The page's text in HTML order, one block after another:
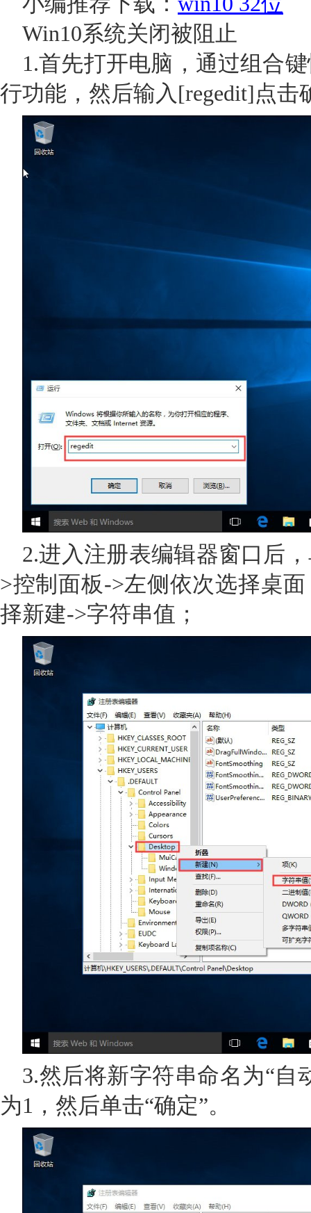
Win10系统关闭被阻止
1.首先打开电脑，通过组合
行功能，然后输入[regedit]点击
2.进入注册表编辑器窗口后
>控制面板->左侧依次选择桌
择新建->字符串值；
3.然后将新字符串命名为“自
为1，然后单击“确定”。